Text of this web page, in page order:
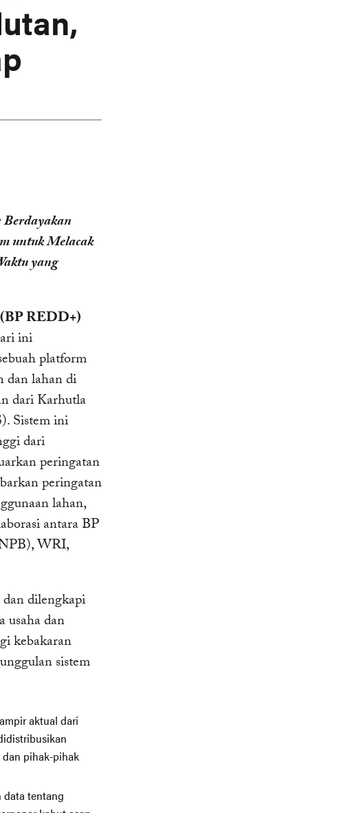
untuk Melacak
yang
REDD+)
ini
platform
dan lahan di
dari Karhutla
Sistem ini
dari
peringatan
peringatan
lahan,
antara BP
WRI,
dilengkapi
usaha dan
kebakaran
sistem
aktual dari
dan pihak-pihak
data tentang